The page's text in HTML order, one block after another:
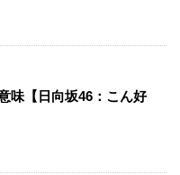
味【日向坂46：こん好